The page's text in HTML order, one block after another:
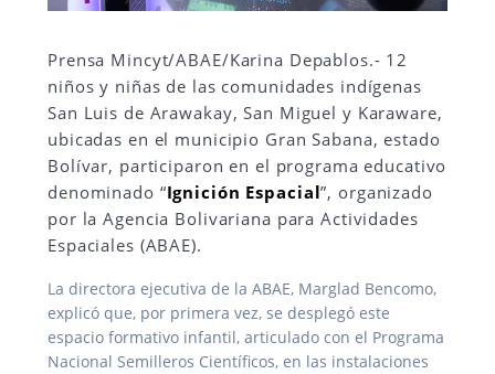
Prensa Mincyt/ABAE/Karina Depablos.- 12
niños y niñas de las comunidades indígenas
San Luis de Arawakay, San Miguel y Karaware,
ubicadas en el municipio Gran Sabana, estado
Bolívar, participaron en el programa educativo
denominado “Ignición Espacial”, organizado
por la Agencia Bolivariana para Actividades
Espaciales (ABAE).
La directora ejecutiva de la ABAE, Marglad Bencomo,
explicó que, por primera vez, se desplegó este
espacio formativo infantil, articulado con el Programa
Nacional Semilleros Científicos, en las instalaciones